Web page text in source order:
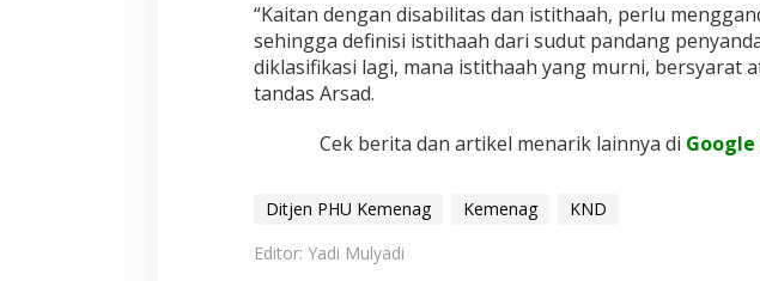
“Kaitan dengan disabilitas dan istithaah, perlu
sehingga definisi istithaah dari sudut pandang
diklasifikasi lagi, mana istithaah yang murni, bersyarat
tandas Arsad.
Cek berita dan artikel menarik lainnya di
Ditjen PHU Kemenag Kemenag
KND
Editor: Yadi Mulyadi